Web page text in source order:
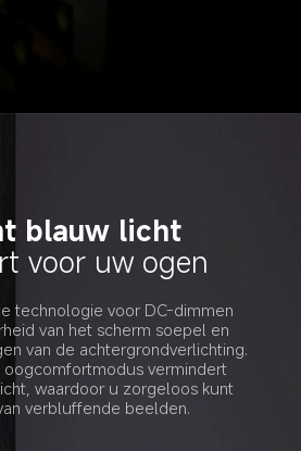
blauw licht
voor uw ogen
technologie voor DC-dimmen
van het scherm soepel en
van de achtergrondverlichting.
oogcomfortmodus vermindert
waardoor u zorgeloos kunt
verbluffende beelden.